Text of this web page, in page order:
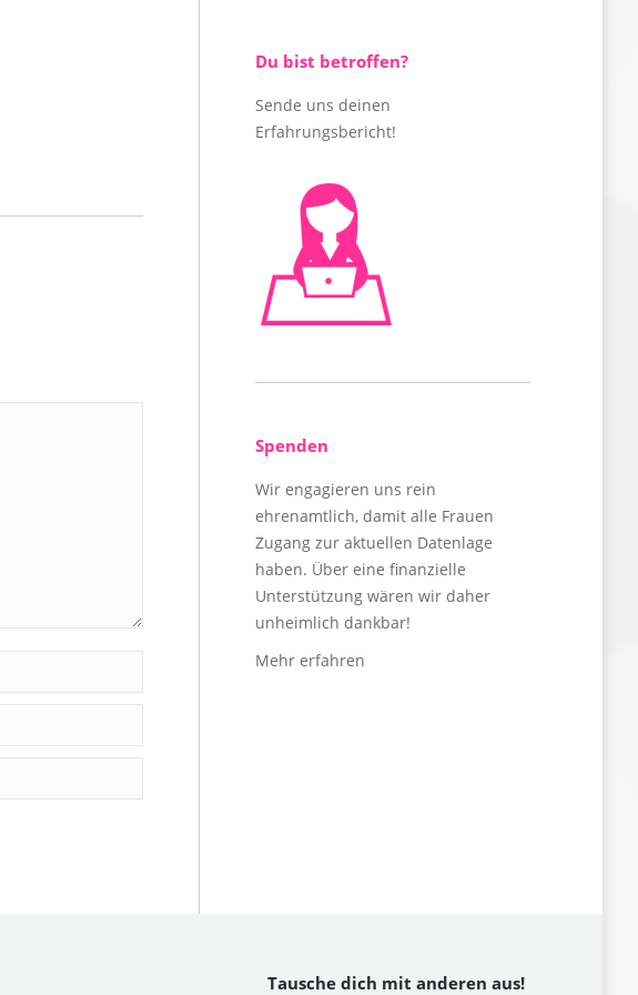
Du bist betroffen?
Sende uns deinen
Erfahrungsbericht!
Spenden
Wir engagieren uns rein
ehrenamtlich, damit alle Frauen
Zugang zur aktuellen Datenlage
haben. Über eine finanzielle
Unterstützung wären wir daher
unheimlich dankbar!
Mehr erfahren
Tausche dich mit anderen aus!